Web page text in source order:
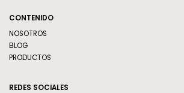
CONTENIDO
NOSOTROS
BLOG
PRODUCTOS
REDES SOCIALES